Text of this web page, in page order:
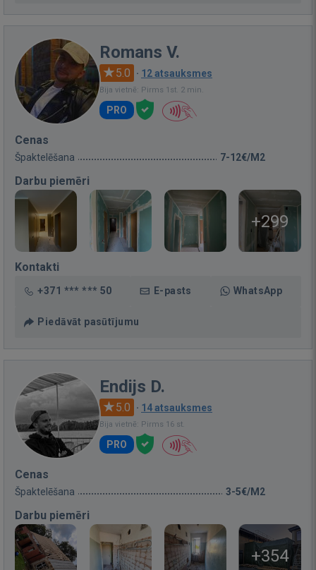
Romans V.
5.0 · 12 atsauksmes
Bija vietnē: Pirms 1st. 2 min.
PRO
Cenas
Špaktelēšana 7-12€/M2
Darbu piemēri
+299
Kontakti
+371 *** *** 50 E-pasts WhatsApp
Piedāvāt pasūtījumu
Endijs D.
5.0 · 14 atsauksmes
Bija vietnē: Pirms 16 st.
PRO
Cenas
Špaktelēšana 3-5€/M2
Darbu piemēri
+354